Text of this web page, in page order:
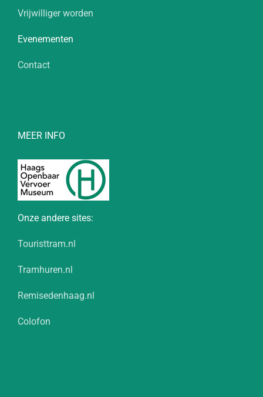
Vrijwilliger worden
Evenementen
Contact
MEER INFO
Onze andere sites:
Touristtram.nl
Tramhuren.nl
Remisedenhaag.nl
Colofon